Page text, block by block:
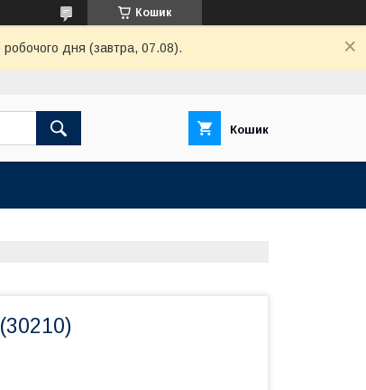
Кошик
робочого дня (завтра, 07.08).
Кошик